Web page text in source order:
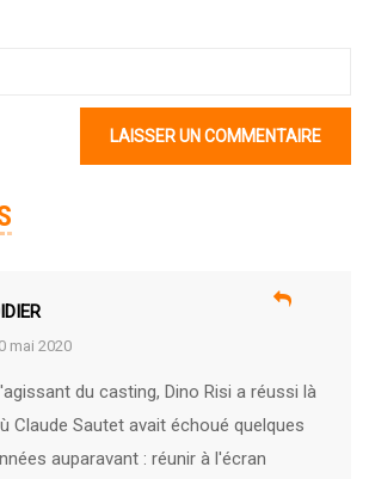
mai 2020
du casting, Dino Risi a réussi là
Claude Sautet avait échoué quelques
auparavant : réunir à l'écran